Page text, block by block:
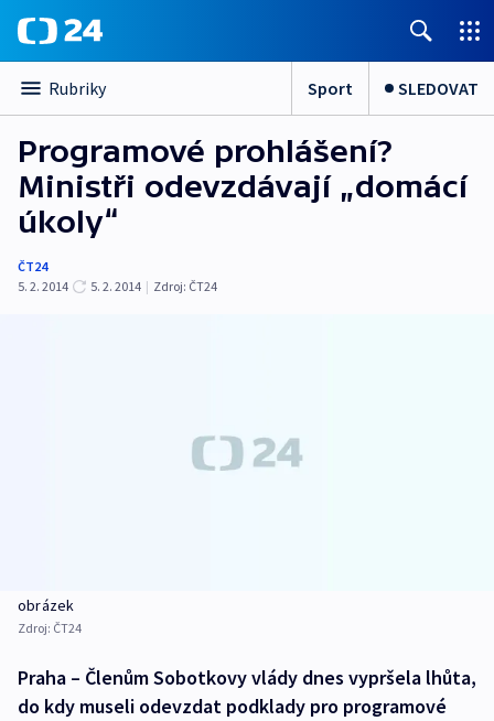
Rubriky Sport SLEDOVAT
Programové prohlášení?
Ministři odevzdávají „domácí
úkoly“
ČT24
5. 2. 2014
5. 2. 2014 | Zdroj: ČT24
obrázek
Zdroj: ČT24
Praha – Členům Sobotkovy vlády dnes vypršela lhůta,
do kdy museli odevzdat podklady pro programové